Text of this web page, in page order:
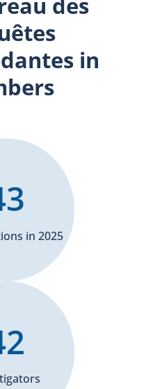
in
in 2025